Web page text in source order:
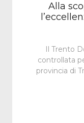
Alla
Il Trento
controllata
provincia di